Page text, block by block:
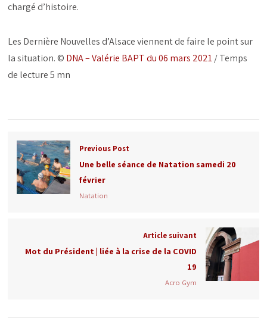
chargé d’histoire.
Les Dernière Nouvelles d’Alsace viennent de faire le point sur
la situation. © DNA – Valérie BAPT du 06 mars 2021/ Temps
de lecture 5 mn
Previous Post
Une belle séance de Natation samedi 20
février
Natation
Article suivant
Mot du Président | liée à la crise de la COVID
19
Acro Gym